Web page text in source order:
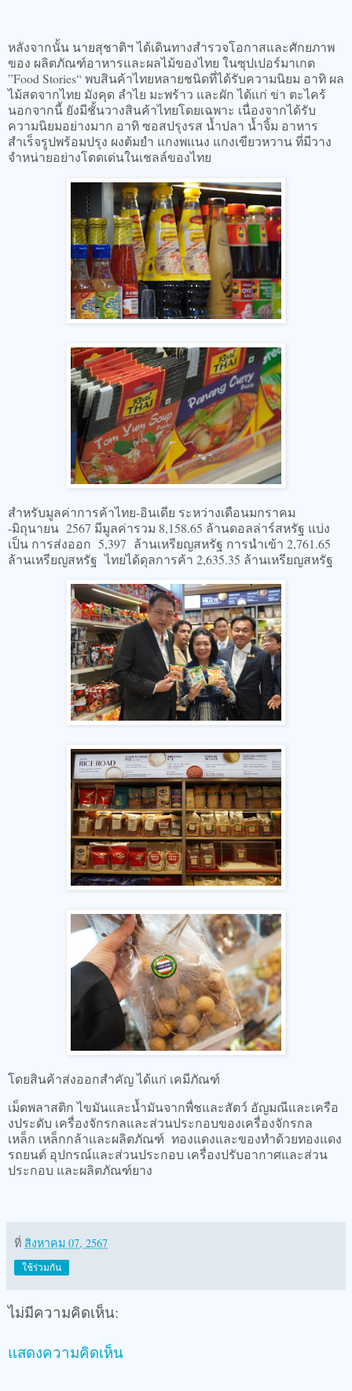
หลังจากนั้น นายสุชาติฯ ได้เดินทางสำรวจโอกาสและศักยภาพ
ของ ผลิตภัณฑ์อาหารและผลไม้ของไทย ในซุปเปอร์มาเกต
”Food Stories“ พบสินค้าไทยหลายชนิดที่ได้รับความนิยม อาทิ ผล
ไม้สดจากไทย มังคุด ลำไย มะพร้าว และผัก ได้แก่ ข่า ตะไคร้
นอกจากนี้ ยังมีชั้นวางสินค้าไทยโดยเฉพาะ เนื่องจากได้รับ
ความนิยมอย่างมาก อาทิ ซอสปรุงรส น้ำปลา น้ำจิ้ม อาหาร
สำเร็จรูปพร้อมปรุง ผงต้มยำ แกงพแนง แกงเขียวหวาน ที่มีวาง
จำหน่ายอย่างโดดเด่นในเชลล์ของไทย
สำหรับมูลค่าการค้าไทย-อินเดีย ระหว่างเดือนมกราคม
-มิถุนายน 2567 มีมูลค่ารวม 8,158.65 ล้านดอลล่าร์สหรัฐ แบ่ง
เป็น การส่งออก 5,397 ล้านเหรียญสหรัฐ การนำเข้า 2,761.65
ล้านเหรียญสหรัฐ ไทยได้ดุลการค้า 2,635.35 ล้านเหรียญสหรัฐ
โดยสินค้าส่งออกสำคัญ ได้แก่ เคมีภัณฑ์
เม็ดพลาสติก ไขมันและนํ้ามันจากพื่ชและสัตว์ อัญมณีและเครือ
งประดับ เครื่องจักรกลและส่วนประกอบของเครื่องจักรกล
เหล็ก เหล็กกล้าและผลิตภัณฑ์ ทองแดงและของทําด้วยทองแดง
รถยนต์ อุปกรณ์และส่วนประกอบ เครื่องปรับอากาศและส่วน
ประกอบ และผลิตภัณฑ์ยาง
ที่ สิงหาคม 07, 2567
ใช้ร่วมกัน
ไม่มีความคิดเห็น:
แสดงความคิดเห็น